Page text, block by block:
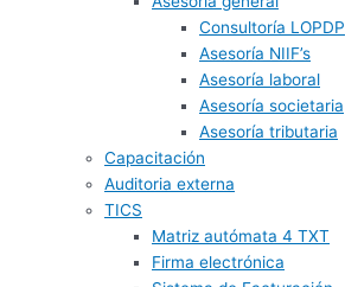
Consultoría LOPDP
Asesoría NIIF’s
Asesoría laboral
Asesoría societaria
Asesoría tributaria
Capacitación
Auditoria externa
TICS
Matriz autómata 4 TXT
Firma electrónica